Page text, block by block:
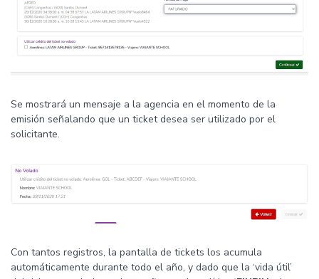
Se mostrará un mensaje a la agencia en el momento de la
emisión señalando que un ticket desea ser utilizado por el
solicitante.
Con tantos registros, la pantalla de tickets los acumula
automáticamente durante todo el año, y dado que la ‘vida útil’